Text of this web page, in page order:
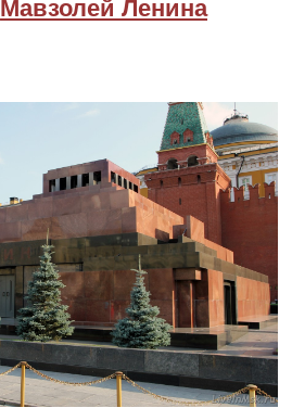
Мавзолей Ленина